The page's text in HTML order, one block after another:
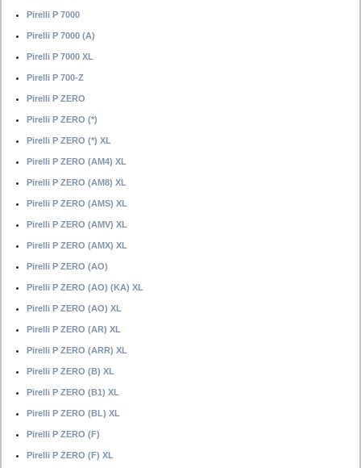
Pirelli P 7000
Pirelli P 7000 (A)
Pirelli P 7000 XL
Pirelli P 700-Z
Pirelli P ZERO
Pirelli P ZERO (*)
Pirelli P ZERO (*) XL
Pirelli P ZERO (AM4) XL
Pirelli P ZERO (AM8) XL
Pirelli P ZERO (AMS) XL
Pirelli P ZERO (AMV) XL
Pirelli P ZERO (AMX) XL
Pirelli P ZERO (AO)
Pirelli P ZERO (AO) (KA) XL
Pirelli P ZERO (AO) XL
Pirelli P ZERO (AR) XL
Pirelli P ZERO (ARR) XL
Pirelli P ZERO (B) XL
Pirelli P ZERO (B1) XL
Pirelli P ZERO (BL) XL
Pirelli P ZERO (F)
Pirelli P ZERO (F) XL